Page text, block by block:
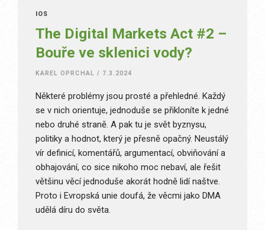
IOS
The Digital Markets Act #2 –
Bouře ve sklenici vody?
KAREL OPRCHAL / 7.3.2024
Některé problémy jsou prosté a přehledné. Každý
se v nich orientuje, jednoduše se přikloníte k jedné
nebo druhé straně. A pak tu je svět byznysu,
politiky a hodnot, který je přesně opačný. Neustálý
vír definicí, komentářů, argumentací, obviňování a
obhajování, co sice nikoho moc nebaví, ale řešit
většinu věcí jednoduše akorát hodně lidí naštve.
Proto i Evropská unie doufá, že věcmi jako DMA
udělá díru do světa.